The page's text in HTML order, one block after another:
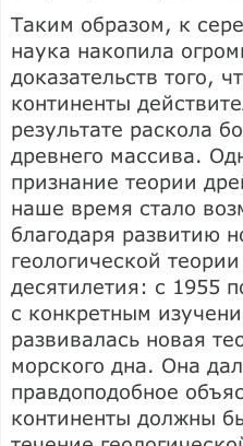
Таким образом, к
наука накопила
доказательств того,
континенты
результате раскола
древнего массива.
признание теории
наше время стало
благодаря развитию
геологической
десятилетия: с 1955
с конкретным
развивалась новая
морского дна. Она
правдоподобное
континенты должны